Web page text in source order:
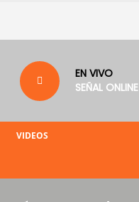
EN VIVO
SEÑAL ONLINE
VIDEOS